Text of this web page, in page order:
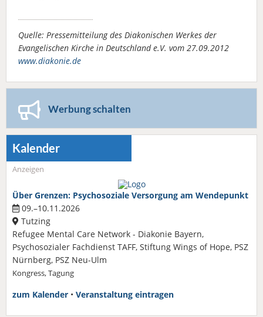
Quelle: Pressemitteilung des Diakonischen Werkes der
Evangelischen Kirche in Deutschland e.V. vom 27.09.2012
www.diakonie.de
Werbung schalten
Kalender
Anzeigen
Über Grenzen: Psychosoziale Versorgung am Wendepunkt
09.–10.11.2026
Tutzing
Refugee Mental Care Network - Diakonie Bayern,
Psychosozialer Fachdienst TAFF, Stiftung Wings of Hope, PSZ
Nürnberg, PSZ Neu-Ulm
Kongress, Tagung
zum Kalender • Veranstaltung eintragen